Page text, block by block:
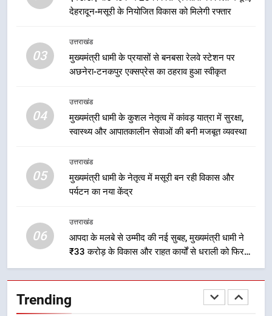
देहरादून-मसूरी के नियोजित विकास को मिलेगी रफ्तार
03
उत्तराखंड
मुख्यमंत्री धामी के प्रयासों से बनबसा रेलवे स्टेशन पर
अछनेरा-टनकपुर एक्सप्रेस का ठहराव हुआ स्वीकृत
04
उत्तराखंड
मुख्यमंत्री धामी के कुशल नेतृत्व में कांवड़ यात्रा में सुरक्षा,
स्वास्थ्य और आपातकालीन सेवाओं की बनी मजबूत व्यवस्था
05
उत्तराखंड
मुख्यमंत्री धामी के नेतृत्व में मसूरी बन रही विकास और
पर्यटन का नया केंद्र
06
उत्तराखंड
आपदा के मलबे से उम्मीद की नई सुबह, मुख्यमंत्री धामी ने
₹33 करोड़ के विकास और राहत कार्यों से धराली को फिर
खड़ा कर बनाया भरोसे का प्रतीक
Trending
हुआ मंथन
उत्तराखंड
एमडीडीए बोर्ड बैठक में 25 विकास प्रस्तावों
को मिली मंजूरी, देहरादून-मसूरी के
3
मुख्यमंत्री धामी के प्रयासों से बनबसा रेलवे
यात्रा में सुरक्षा, स्वास्थ्य और आपातकालीन
सेवाओं की बनी मजबूत व्यवस्था